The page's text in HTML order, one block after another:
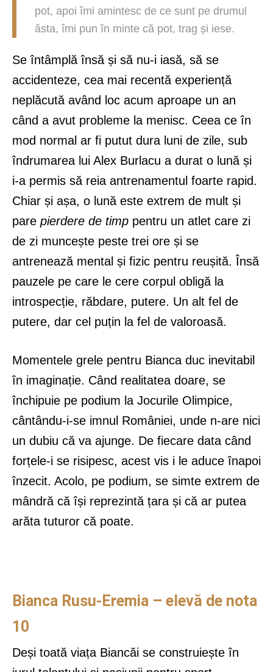
pot, apoi îmi amintesc de ce sunt pe drumul
ăsta, îmi pun în minte că pot, trag și iese.
Se întâmplă însă și să nu-i iasă, să se
accidenteze, cea mai recentă experiență
neplăcută având loc acum aproape un an
când a avut probleme la menisc. Ceea ce în
mod normal ar fi putut dura luni de zile, sub
îndrumarea lui Alex Burlacu a durat o lună și
i-a permis să reia antrenamentul foarte rapid.
Chiar și așa, o lună este extrem de mult și
pare pierdere de timp pentru un atlet care zi
de zi muncește peste trei ore și se
antrenează mental și fizic pentru reușită. Însă
pauzele pe care le cere corpul obligă la
introspecție, răbdare, putere. Un alt fel de
putere, dar cel puțin la fel de valoroasă.
Momentele grele pentru Bianca duc inevitabil
în imaginație. Când realitatea doare, se
închipuie pe podium la Jocurile Olimpice,
cântându-i-se imnul României, unde n-are nici
un dubiu că va ajunge. De fiecare data când
forțele-i se risipesc, acest vis i le aduce înapoi
înzecit. Acolo, pe podium, se simte extrem de
mândră că își reprezintă țara și că ar putea
arăta tuturor că poate.
Bianca Rusu-Eremia – elevă de nota
10
Deși toată viața Biancăi se construiește în